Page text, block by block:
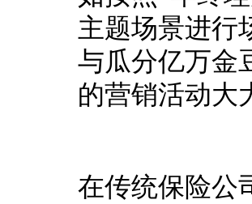
主题场景进行
与瓜分亿万金
的营销活动大
在传统保险公